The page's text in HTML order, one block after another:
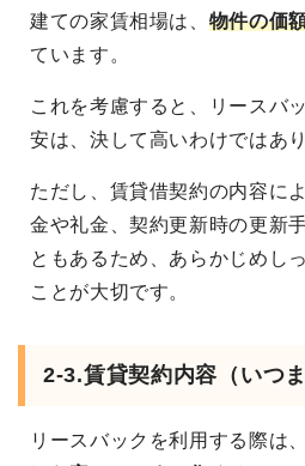
建ての家賃相場は、 物件の価
ています。
これを考慮すると、リースバ
安は、決して高いわけではあ
ただし、賃貸借契約の内容に
金や礼金、契約更新時の更新
ともあるため、あらかじめし
ことが大切です。
2-3.賃貸契約内容（いつ
リースバックを利用する際は、